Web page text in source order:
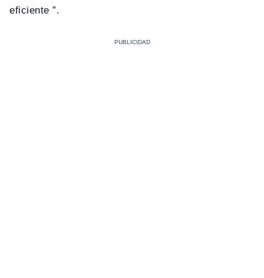
eficiente ”.